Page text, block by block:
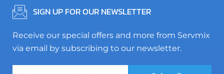
SIGN UP FOR OUR NEWSLETTER
Receive our special offers and more from Servmix
via email by subscribing to our newsletter.